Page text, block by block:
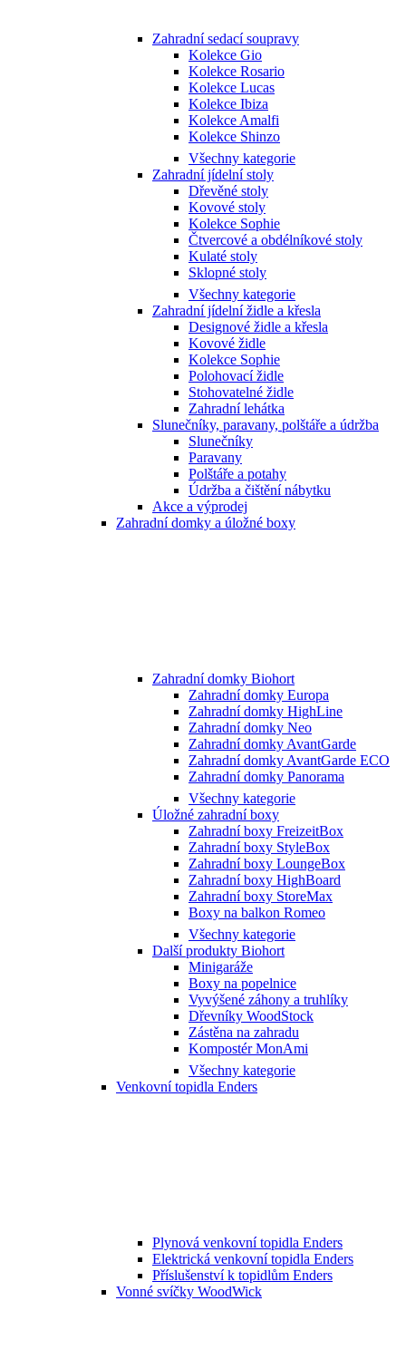
Zahradní sedací soupravy
Kolekce Gio
Kolekce Rosario
Kolekce Lucas
Kolekce Ibiza
Kolekce Amalfi
Kolekce Shinzo
Všechny kategorie
Zahradní jídelní stoly
Dřevěné stoly
Kovové stoly
Kolekce Sophie
Čtvercové a obdélníkové stoly
Kulaté stoly
Sklopné stoly
Všechny kategorie
Zahradní jídelní židle a křesla
Designové židle a křesla
Kovové židle
Kolekce Sophie
Polohovací židle
Stohovatelné židle
Zahradní lehátka
Slunečníky, paravany, polštáře a údržba
Slunečníky
Paravany
Polštáře a potahy
Údržba a čištění nábytku
Akce a výprodej
Zahradní domky a úložné boxy
Zahradní domky Biohort
Zahradní domky Europa
Zahradní domky HighLine
Zahradní domky Neo
Zahradní domky AvantGarde
Zahradní domky AvantGarde ECO
Zahradní domky Panorama
Všechny kategorie
Úložné zahradní boxy
Zahradní boxy FreizeitBox
Zahradní boxy StyleBox
Zahradní boxy LoungeBox
Zahradní boxy HighBoard
Zahradní boxy StoreMax
Boxy na balkon Romeo
Všechny kategorie
Další produkty Biohort
Minigaráže
Boxy na popelnice
Vyvýšené záhony a truhlíky
Dřevníky WoodStock
Zástěna na zahradu
Kompostér MonAmi
Všechny kategorie
Venkovní topidla Enders
Plynová venkovní topidla Enders
Elektrická venkovní topidla Enders
Příslušenství k topidlům Enders
Vonné svíčky WoodWick